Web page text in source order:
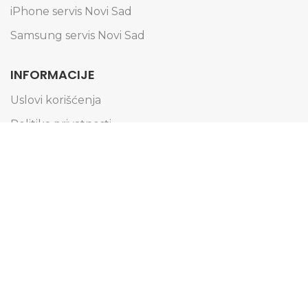
iPhone servis Novi Sad
Samsung servis Novi Sad
INFORMACIJE
Uslovi korišćenja
Politika privatnosti